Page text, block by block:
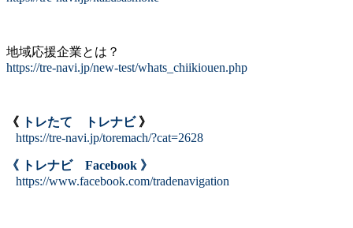
地域応援企業とは？
https://tre-navi.jp/new-test/whats_chiikiouen.php
《 トレたて トレナビ》
https://tre-navi.jp/toremach/?cat=2628
《 トレナビ Facebook 》
https://www.facebook.com/tradenavigation